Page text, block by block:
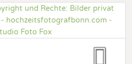
Shooting
Fotostory